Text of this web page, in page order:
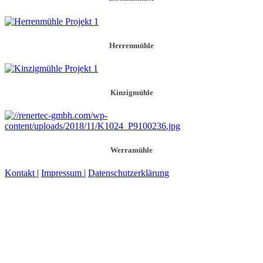
Herrenmühle
Kinzigmühle
Werramühle
Kontakt | Impressum | Datenschutzerklärung